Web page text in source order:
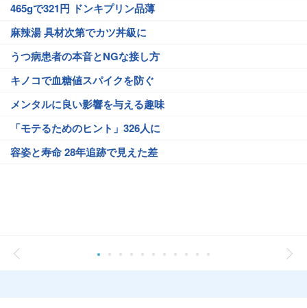
465gで321円 ドンキプリン品薄
麻辣湯 具材次第でカツ丼級に
うつ病患者の本音とNGな接し方
キノコで血糖値スパイクを防ぐ
メンタルに良い影響を与える趣味
「モテるためのヒント」326人に
容姿と寿命 28年追跡で見えた差